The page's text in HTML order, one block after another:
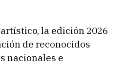
la edición 2026
de reconocidos
nacionales e